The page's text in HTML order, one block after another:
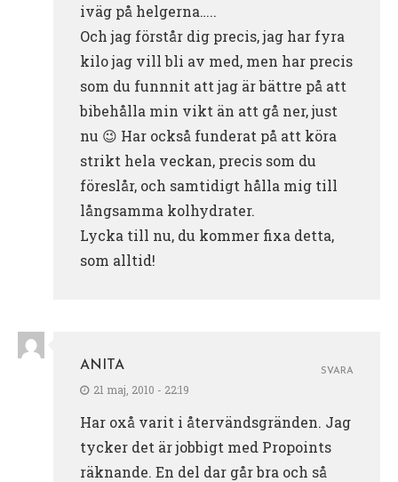
iväg på helgerna…..
Och jag förstår dig precis, jag har fyra
kilo jag vill bli av med, men har precis
som du funnnit att jag är bättre på att
bibehålla min vikt än att gå ner, just
nu 😉 Har också funderat på att köra
strikt hela veckan, precis som du
föreslår, och samtidigt hålla mig till
långsamma kolhydrater.
Lycka till nu, du kommer fixa detta,
som alltid!
ANITA
21 maj, 2010 - 22:19
Har oxå varit i återvändsgränden. Jag
tycker det är jobbigt med Propoints
räknande. En del dar går bra och så
SVARA